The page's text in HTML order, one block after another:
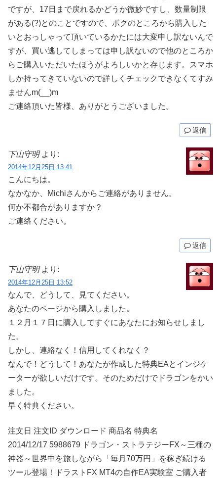
ですが、17日まで戻れるかどうか微妙ですし、数量制限
がある(?)とのことですので、ボクのところから購入した
いとおっしゃって頂いているかたには大変申し訳ないんで
すが、買い逃してしまっては申し訳ないので他のところか
らご購入いただいたほうがよろしいかと存じます。スマホ
しか持ってきていないので詳しくチェックできなくてすみ
ませんm(__)m
ご連絡頂いた皆様、ありがとうございました。
返信
下山守明 より:
2014年12月25日 13:41
こんにちは。
なかなか、Michiさんからご連絡がありません。
何か不都合がありますか？
ご連絡ください。
返信
下山守明 より:
2014年12月25日 13:52
なんで、どうして、見てください。
あなたのページから購入しました。
１２月１７日に購入してすぐにあなたにお知らせしまし
た。
しかし、連絡なく！信用してくれなく？
なんで！どうして！あなたが作成した特典EAとインジケ
ーターが欲しいだけです。そのためだけでドラゴンをかい
ました。
早く特典ください。
注文日 注文ID ダウンロード 商品名 特典名
2014/12/17 5988679 ドラゴン・ストラテジーFX～三種の
神器～世界中を旅しながら「毎月70万円」を稼ぎ続ける
ツール登場！ドラストFX MT4の自作EA実験室 ご購入者